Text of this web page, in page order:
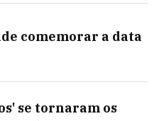
comemorar a data
se tornaram os